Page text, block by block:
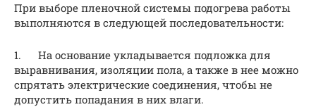
При выборе пленочной системы подогрева работы
выполняются в следующей последовательности:
1. На основание укладывается подложка для
выравнивания, изоляции пола, а также в нее можно
спрятать электрические соединения, чтобы не
допустить попадания в них влаги.